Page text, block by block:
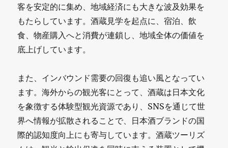
新
時
代
客を安定的に集め、地域経済にも大きな波及効果を
もたらしています。酒蔵見学を起点に、宿泊、飲
食、物産購入へと消費が連鎖し、地域全体の価値を
底上げしています。
また、インバウンド需要の回復も追い風となってい
ます。海外からの観光客にとって、酒蔵は日本文化
を象徴する体験型観光資源であり、SNSを通じて世
界へ情報が拡散されることで、日本酒ブランドの国
際的認知度向上にも寄与しています。酒蔵ツーリズ